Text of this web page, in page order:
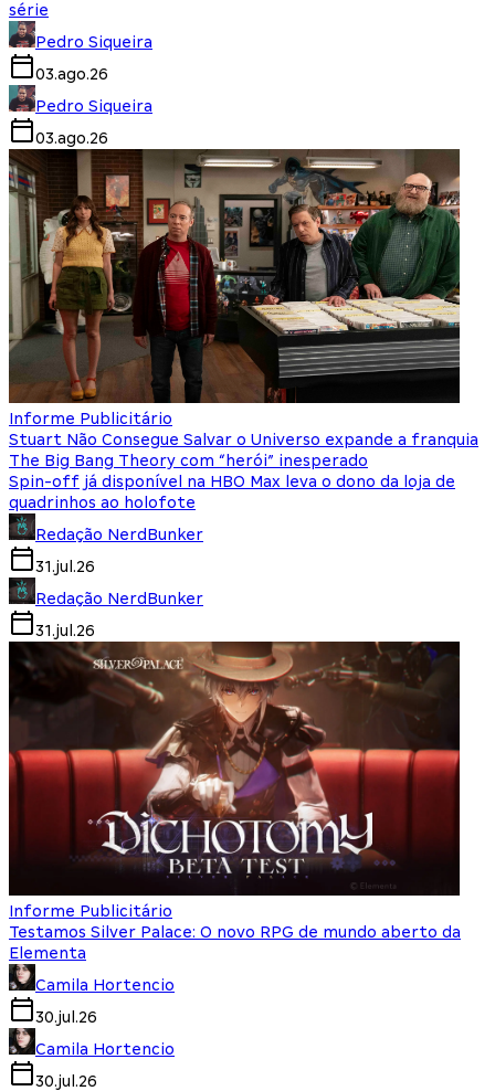
série
Pedro Siqueira
03.ago.26
Pedro Siqueira
03.ago.26
Informe Publicitário
Stuart Não Consegue Salvar o Universo expande a franquia
The Big Bang Theory com “herói” inesperado
Spin-off já disponível na HBO Max leva o dono da loja de
quadrinhos ao holofote
Redação NerdBunker
31.jul.26
Redação NerdBunker
31.jul.26
Informe Publicitário
Testamos Silver Palace: O novo RPG de mundo aberto da
Elementa
Camila Hortencio
30.jul.26
Camila Hortencio
30.jul.26